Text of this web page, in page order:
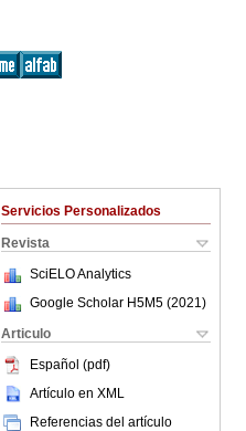
Servicios Personalizados
Revista
SciELO Analytics
Google Scholar H5M5 (2021 )
Articulo
Español (pdf)
Artículo en XML
Referencias del artículo